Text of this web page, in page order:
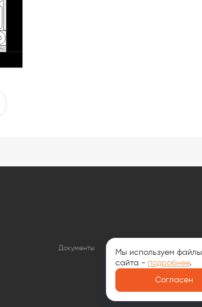
Документы
Мы используем
сайта - подробнее.
Согласен